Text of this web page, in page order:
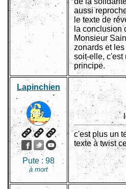
aussi
le texte de
la conclusion
Monsieur
zonards et
soit-elle, c'est
principe.
Lapinchien
Pute : 98
à mort
c'est plus un
texte à twist